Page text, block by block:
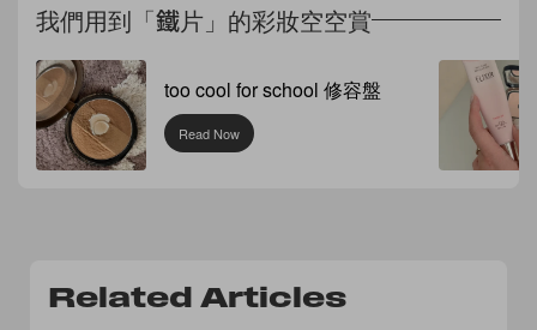
我們用到「鐵片」的彩妝空空賞
too cool for school 修容盤
Read Now
Related Articles